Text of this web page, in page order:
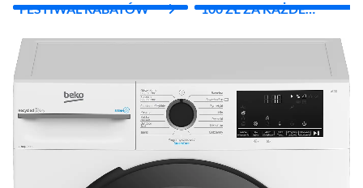
FESTIWAL RABATÓW
100 ZŁ ZA KAŻDE